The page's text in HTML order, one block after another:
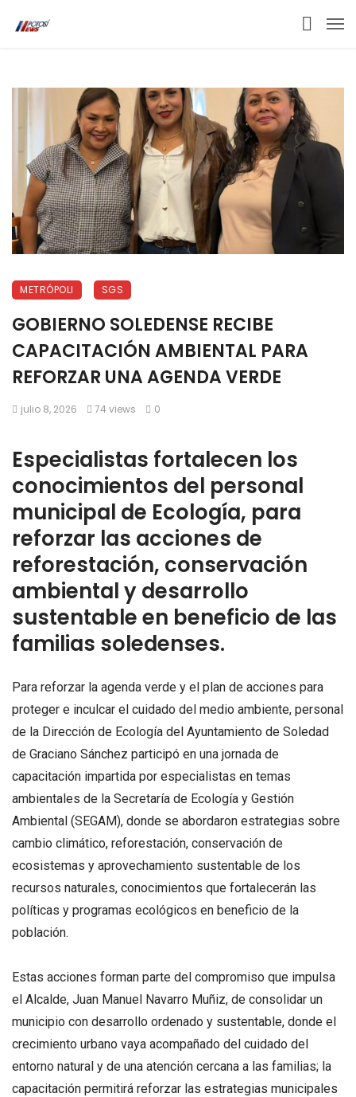
METRÓPOLI SGS
GOBIERNO SOLEDENSE RECIBE
CAPACITACIÓN AMBIENTAL PARA
REFORZAR UNA AGENDA VERDE
julio 8, 2026 74 views 0
Especialistas fortalecen los
conocimientos del personal
municipal de Ecología, para
reforzar las acciones de
reforestación, conservación
ambiental y desarrollo
sustentable en beneficio de las
familias soledenses.
Para reforzar la agenda verde y el plan de acciones para
proteger e inculcar el cuidado del medio ambiente, personal
de la Dirección de Ecología del Ayuntamiento de Soledad
de Graciano Sánchez participó en una jornada de
capacitación impartida por especialistas en temas
ambientales de la Secretaría de Ecología y Gestión
Ambiental (SEGAM), donde se abordaron estrategias sobre
cambio climático, reforestación, conservación de
ecosistemas y aprovechamiento sustentable de los
recursos naturales, conocimientos que fortalecerán las
políticas y programas ecológicos en beneficio de la
población.
Estas acciones forman parte del compromiso que impulsa
el Alcalde, Juan Manuel Navarro Muñiz, de consolidar un
municipio con desarrollo ordenado y sustentable, donde el
crecimiento urbano vaya acompañado del cuidado del
entorno natural y de una atención cercana a las familias; la
capacitación permitirá reforzar las estrategias municipales